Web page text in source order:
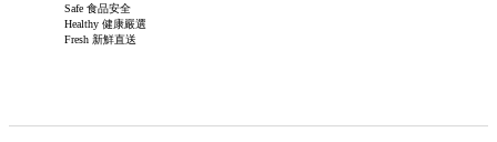
Safe 食品安全
Healthy 健康嚴選
Fresh 新鮮直送